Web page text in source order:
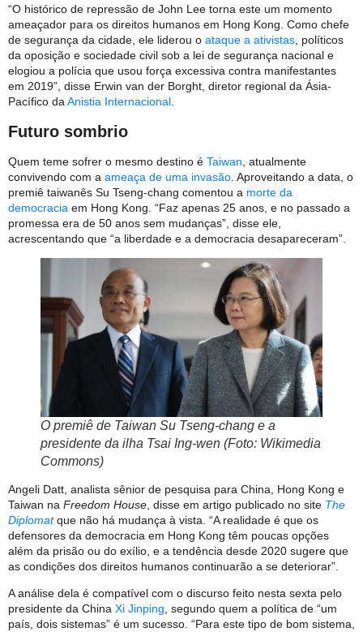
“O histórico de repressão de John Lee torna este um momento
ameaçador para os direitos humanos em Hong Kong. Como chefe
de segurança da cidade, ele liderou o ataque a ativistas , políticos
da oposição e sociedade civil sob a lei de segurança nacional e
elogiou a polícia que usou força excessiva contra manifestantes
em 2019”, disse Erwin van der Borght, diretor regional da Ásia-
Pacífico da Anistia Internacional
Futuro sombrio
Quem teme sofrer o mesmo destino é Taiwan , atualmente
convivendo com a ameaça de uma invasão . Aproveitando a data, o
premiê taiwanês Su Tseng-chang comentou a morte da
democracia em Hong Kong. “Faz apenas 25 anos, e no passado a
promessa era de 50 anos sem mudanças”, disse ele,
acrescentando que “a liberdade e a democracia desapareceram”.
O premiê de Taiwan Su Tseng-chang e a
presidente da ilha Tsai Ing-wen (Foto: Wikimedia
Commons)
Angeli Datt, analista sênior de pesquisa para China, Hong Kong e
Taiwan na Freedom House , disse em artigo publicado no site The
Diplomatque não há mudança à vista. “A realidade é que os
defensores da democracia em Hong Kong têm poucas opções
além da prisão ou do exílio, e a tendência desde 2020 sugere que
as condições dos direitos humanos continuarão a se deteriorar”.
A análise dela é compatível com o discurso feito nesta sexta pelo
presidente da China Xi Jinping , segundo quem a política de “um
país, dois sistemas” é um sucesso. “Para este tipo de bom sistema,